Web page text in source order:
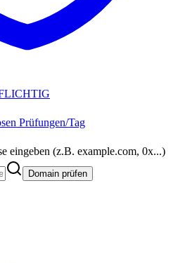
Prüfungen/Tag
eingeben (z.B. example.com, 0x...)
Domain prüfen